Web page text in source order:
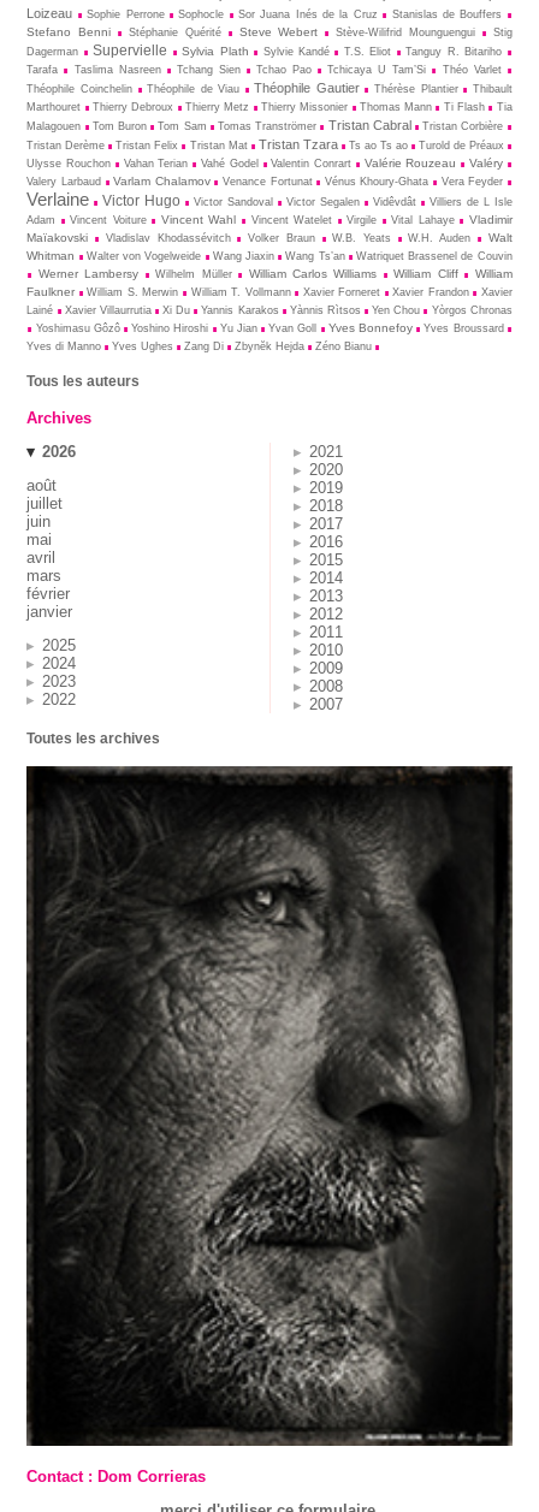
Loizeau
Sophie Perrone Sophocle Sor Juana Inés de la Cruz Stanislas de Bouffers
Stefano Benni Stéphanie Quérité Steve Webert Stève-Wilifrid Mounguengui
Stig
Dagerman
Supervielle Sylvia Plath Sylvie Kandé T.S. Eliot
Tanguy R. Bitariho
Tarafa
Taslima Nasreen Tchang Sien Tchao Pao Tchicaya U Tam’Si
Théo Varlet
Théophile Coinchelin
Théophile de Viau Théophile Gautier Thérèse Plantier
Thibault
Marthouret
Thierry Debroux Thierry Metz Thierry Missonier Thomas Mann Ti Flash
Tia
Malagouen
Tom Buron Tom Sam Tomas Tranströmer Tristan Cabral
Tristan Corbière
Tristan Derème
Tristan Felix Tristan Mat Tristan Tzara Ts ao Ts ao
Turold de Préaux
Ulysse Rouchon
Vahan Terian Vahé Godel Valentin Conrart Valérie Rouzeau Valéry
Valery Larbaud Varlam Chalamov Venance Fortunat Vénus Khoury-Ghata Vera Feyder
Verlaine Victor Hugo Victor Sandoval Victor Segalen Vidêvdât
Villiers de L Isle
Adam
Vincent Voiture Vincent Wahl Vincent Watelet Virgile Vital Lahaye
Vladimir
Maïakovski
Vladislav Khodassévitch Volker Braun W.B. Yeats W.H. Auden
Walt
Whitman
Walter von Vogelweide Wang Jiaxin Wang Ts’an Watriquet Brassenel de Couvin
Werner Lambersy Wilhelm Müller William Carlos Williams William Cliff
William
Faulkner
William S. Merwin William T. Vollmann Xavier Forneret Xavier Frandon
Xavier
Lainé
Xavier Villaurrutia Xi Du Yannis Karakos Yànnis Rìtsos Yen Chou
Yòrgos Chronas
Yoshimasu Gôzô
Yoshino Hiroshi Yu Jian Yvan Goll Yves Bonnefoy
Yves Broussard
Yves di Manno
Yves Ughes Zang Di Zbynĕk Hejda Zéno Bianu
Tous les auteurs
Archives
2026
août
juillet
juin
mai
avril
mars
février
janvier
2025
2024
2023
2022
2021
2020
2019
2018
2017
2016
2015
2014
2013
2012
2011
2010
2009
2008
2007
Toutes les archives
Contact : Dom Corrieras